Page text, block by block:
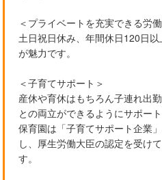
＜プライベートを充実できる労
土日祝日休み、年間休日120日
が魅力です。
＜子育てサポート＞
産休や育休はもちろん子連れ出
との両立ができるようにサポー
保育園は「子育てサポート企業
し、厚生労働大臣の認定を受け
す。